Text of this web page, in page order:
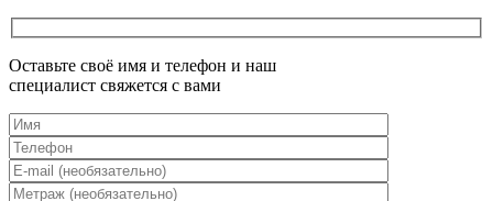
Оставьте своё имя и телефон и наш
специалист свяжется с вами